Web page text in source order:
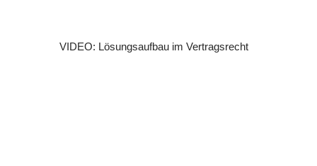
VIDEO: Lösungsaufbau im Vertragsrecht